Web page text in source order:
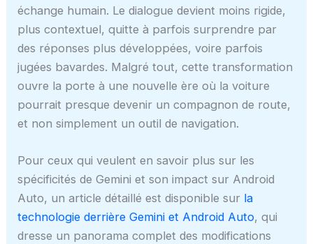
échange humain. Le dialogue devient moins rigide,
plus contextuel, quitte à parfois surprendre par
des réponses plus développées, voire parfois
jugées bavardes. Malgré tout, cette transformation
ouvre la porte à une nouvelle ère où la voiture
pourrait presque devenir un compagnon de route,
et non simplement un outil de navigation.
Pour ceux qui veulent en savoir plus sur les
spécificités de Gemini et son impact sur Android
Auto, un article détaillé est disponible sur la
technologie derrière Gemini et Android Auto, qui
dresse un panorama complet des modifications